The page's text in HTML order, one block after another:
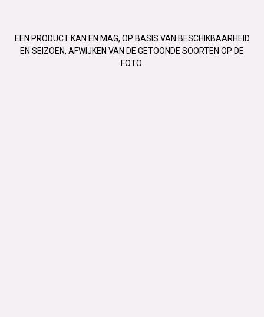
EEN PRODUCT KAN EN MAG, OP BASIS VAN BESCHIKBAARHEID
EN SEIZOEN, AFWIJKEN VAN DE GETOONDE SOORTEN OP DE
FOTO.